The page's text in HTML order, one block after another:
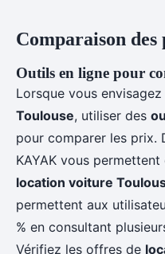
Comparaison
Outils en ligne pour
Lorsque vous envisagez
Toulouse, utiliser des
pour comparer les prix.
KAYAK vous permettent
location voiture
permettent aux
% en consultant
Vérifiez les offres de